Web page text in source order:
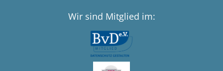
Wir sind Mitglied im: